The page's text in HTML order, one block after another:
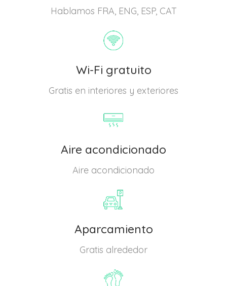
Hablamos FRA, ENG, ESP, CAT
Wi-Fi gratuito
Gratis en interiores y exteriores
Aire acondicionado
Aire acondicionado
Aparcamiento
Gratis alrededor